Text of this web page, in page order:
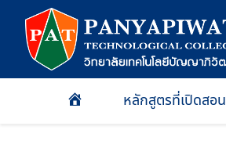
หน้าเเรก
หลักสูตรที่เปิดสอน